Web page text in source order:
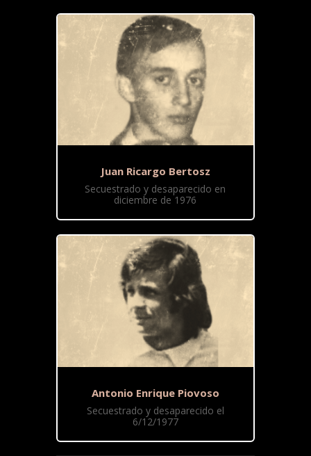
Juan Ricargo Bertosz
Secuestrado y desaparecido en
diciembre de 1976
Antonio Enrique Piovoso
Secuestrado y desaparecido el
6/12/1977